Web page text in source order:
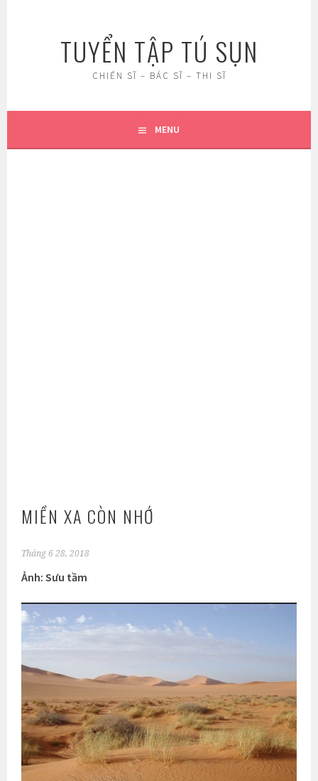
TUYỂN TẬP TÚ SỤN
CHIẾN SĨ – BÁC SĨ – THI SĨ
MENU
MIỀN XA CÒN NHỚ
Tháng 6 28, 2018
Ảnh: Sưu tầm